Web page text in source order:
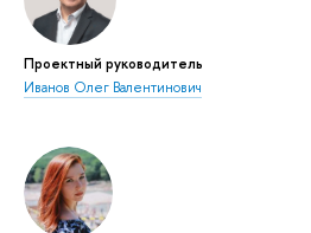
Проектный руководитель
Иванов Олег Валентинович